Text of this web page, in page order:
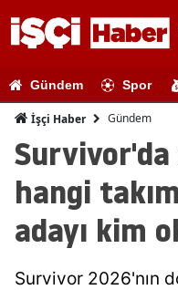
Gündem Spor
İşçi Haber Gündem
Survivor'da
hangi
adayı kim
Survivor 2026'nın